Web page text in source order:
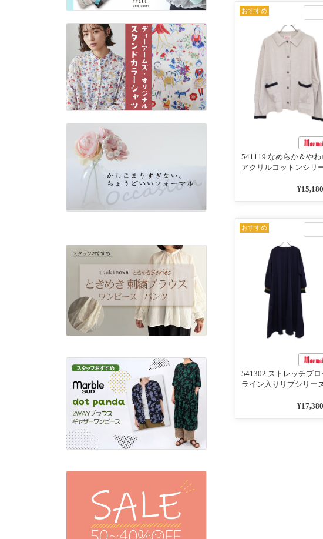
おすすめ
541119 なめらか＆やわ
アクリルコットンシリ
ロカーディガン 10ベー
¥15,180
おすすめ
541302 ストレッチブロ
ライン入りリブシリー
入りリブワンピース 79
¥17,380